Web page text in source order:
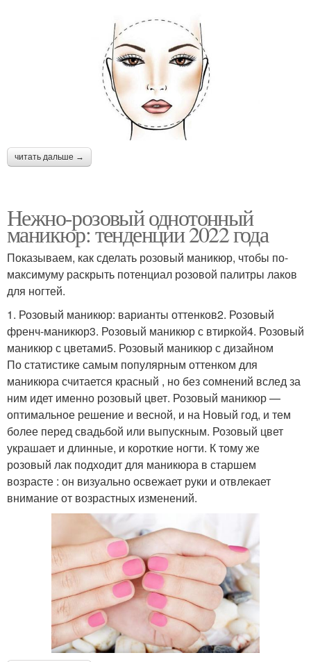
читать дальше →
Нежно-розовый однотонный
маникюр: тенденции 2022 года
Показываем, как сделать розовый маникюр, чтобы по-
максимуму раскрыть потенциал розовой палитры лаков
для ногтей.
1. Розовый маникюр: варианты оттенков2. Розовый
френч-маникюр3. Розовый маникюр с втиркой4. Розовый
маникюр с цветами5. Розовый маникюр с дизайном
По статистике самым популярным оттенком для
маникюра считается красный , но без сомнений вслед за
ним идет именно розовый цвет. Розовый маникюр —
оптимальное решение и весной, и на Новый год, и тем
более перед свадьбой или выпускным. Розовый цвет
украшает и длинные, и короткие ногти. К тому же
розовый лак подходит для маникюра в старшем
возрасте : он визуально освежает руки и отвлекает
внимание от возрастных изменений.